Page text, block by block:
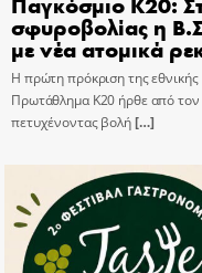
σφυροβολίας η
με νέα ατομικά
Η πρώτη πρόκριση της
Πρωτάθλημα Κ20 ήρθε από
πετυχένοντας βολή[…]